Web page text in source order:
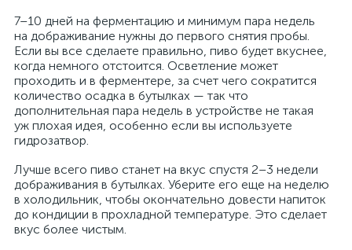
7–10 дней на ферментацию и минимум пара недель
на дображивание нужны до первого снятия пробы.
Если вы все сделаете правильно, пиво будет вкуснее,
когда немного отстоится. Осветление может
проходить и в ферментере, за счет чего сократится
количество осадка в бутылках — так что
дополнительная пара недель в устройстве не такая
уж плохая идея, особенно если вы используете
гидрозатвор.
Лучше всего пиво станет на вкус спустя 2–3 недели
дображивания в бутылках. Уберите его еще на неделю
в холодильник, чтобы окончательно довести напиток
до кондиции в прохладной температуре. Это сделает
вкус более чистым.